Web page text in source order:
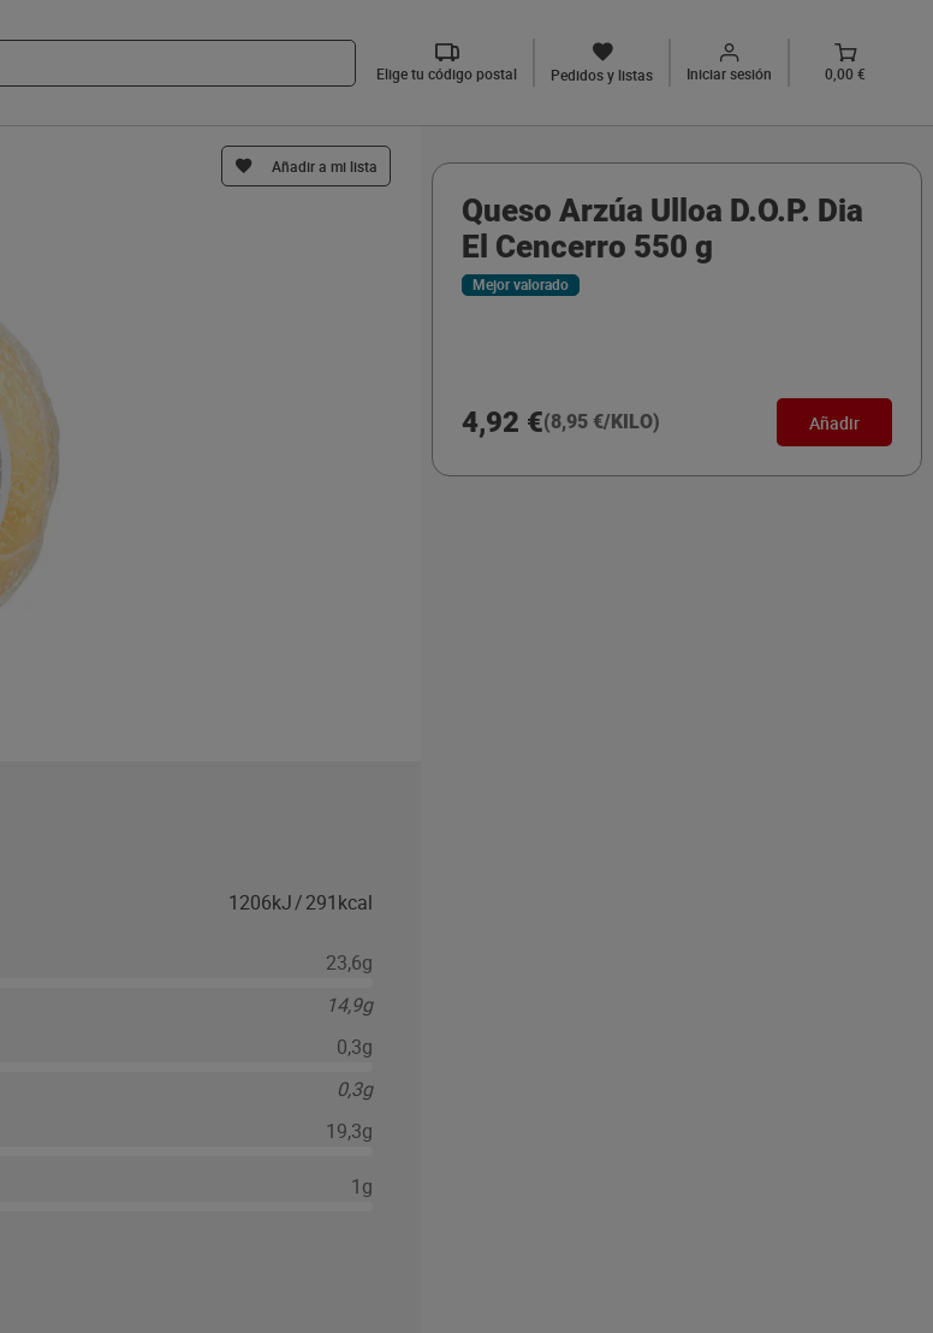
Elige tu código postal Pedidos y listas Iniciar sesión 0,00 €
Añadir a mi lista
1206kJ/291kcal
23,6g
14,9g
0,3g
0,3g
19,3g
1g
Queso Arzúa Ulloa D.O.P. Dia
El Cencerro 550 g
Mejor valorado
4,92 €(8,95 €/KILO) Añadir